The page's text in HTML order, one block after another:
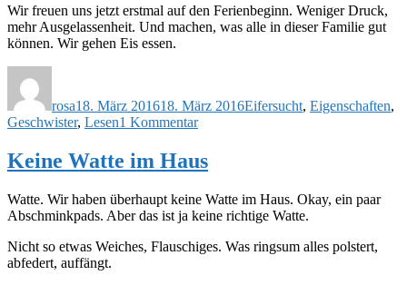
Wir freuen uns jetzt erstmal auf den Ferienbeginn. Weniger Druck,
mehr Ausgelassenheit. Und machen, was alle in dieser Familie gut
können. Wir gehen Eis essen.
rosa18. März 201618. März 2016Eifersucht, Eigenschaften,
Geschwister, Lesen1 Kommentarzu
oder
wir
nicht
andere
Keine Watte im Haus
Watte. Wir haben überhaupt keine Watte im Haus. Okay, ein paar
Abschminkpads. Aber das ist ja keine richtige Watte.
Nicht so etwas Weiches, Flauschiges. Was ringsum alles polstert,
abfedert, auffängt.